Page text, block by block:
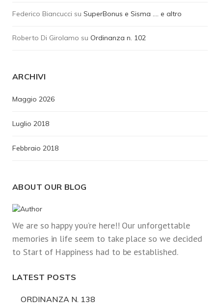
Federico Biancucci su SuperBonus e Sisma …. e altro
Roberto Di Girolamo su Ordinanza n. 102
ARCHIVI
Maggio 2026
Luglio 2018
Febbraio 2018
ABOUT OUR BLOG
We are so happy you’re here!! Our unforgettable
memories in life seem to take place so we decided
to Start of Happiness had to be established.
LATEST POSTS
ORDINANZA N. 138